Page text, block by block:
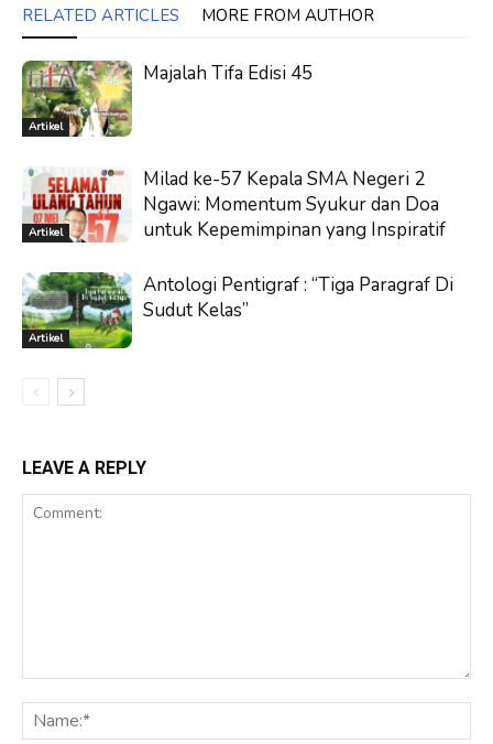
RELATED ARTICLES MORE FROM AUTHOR
Artikel
Majalah Tifa Edisi 45
Artikel
Milad ke-57 Kepala SMA Negeri 2
Ngawi: Momentum Syukur dan Doa
untuk Kepemimpinan yang Inspiratif
Artikel
Antologi Pentigraf : “Tiga Paragraf Di
Sudut Kelas”
LEAVE A REPLY